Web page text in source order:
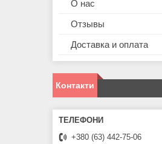
О нас
Отзывы
Доставка и оплата
Контакти
+380 (63) 442-75-06